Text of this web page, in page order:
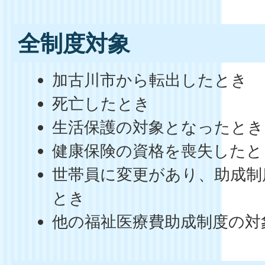
全制度対象
加古川市から転出したとき
死亡したとき
生活保護の対象となったとき
健康保険の資格を喪失した
世帯員に変更があり、助成
とき
他の福祉医療費助成制度の